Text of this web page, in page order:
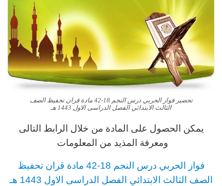
تحضير فواز الحربي درس النجم 18-42 مادة قران تحفيظ الصف
الثالث الابتدائي الفصل الدراسى الاول 1443 هـ
يمكن الحصول على المادة من خلال الرابط التالى
ومعرفة المذيد من المعلومات
فواز الحربي درس النجم 18-42 مادة قران تحفيظ
الصف الثالث الابتدائي الفصل الدراسى الاول 1443 هـ